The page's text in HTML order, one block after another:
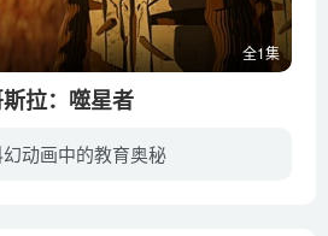
全1集
拉：噬星者
动画中的教育奥秘